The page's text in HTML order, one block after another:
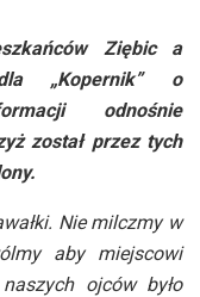
Ziębic a
„Kopernik” o
odnośnie
został przez tych
Nie milczmy w
aby miejscowi
ojców było